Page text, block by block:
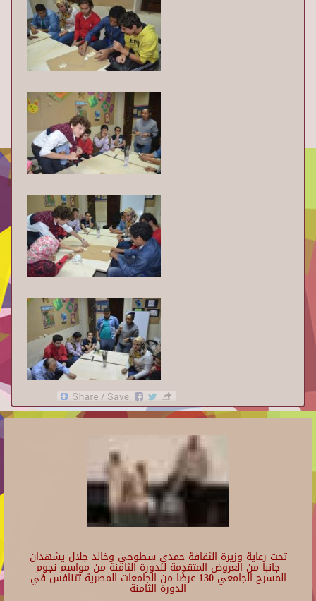
تحت رعاية وزيرة الثقافة حمدي سطوحي وخالد جلال يشهدان
جانبا من العروض المتقدمة للدورة الثامنة من مواسم نجوم
المسرح الجامعي 130 عرضًا من الجامعات المصرية تتنافس في
الدورة الثامنة